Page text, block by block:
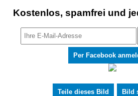
Kostenlos, spamfrei und
Per Facebook
Teile dieses Bild Bild